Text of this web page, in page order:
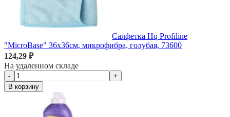
Салфетка Hq Profiline
"MicroBase" 36х36см, микрофибра, голубая, 73600
124,29 ₽
На удаленном складе
-
+
В корзину